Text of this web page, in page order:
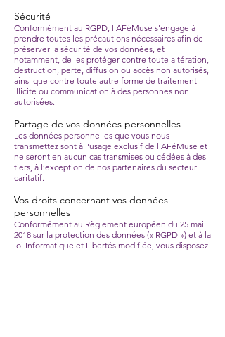
Sécurité
Conformément au RGPD, l'AFéMuse s'engage à
prendre toutes les précautions nécessaires afin de
préserver la sécurité de vos données, et
notamment, de les protéger contre toute altération,
destruction, perte, diffusion ou accès non autorisés,
ainsi que contre toute autre forme de traitement
illicite ou communication à des personnes non
autorisées.
Partage de vos données personnelles
Les données personnelles que vous nous
transmettez sont à l'usage exclusif de l'AFéMuse et
ne seront en aucun cas transmises ou cédées à des
tiers, à l’exception de nos partenaires du secteur
caritatif.
Vos droits concernant vos données
personnelles
Conformément au Règlement européen du 25 mai
2018 sur la protection des données (« RGPD ») et à la
loi Informatique et Libertés modifiée, vous disposez